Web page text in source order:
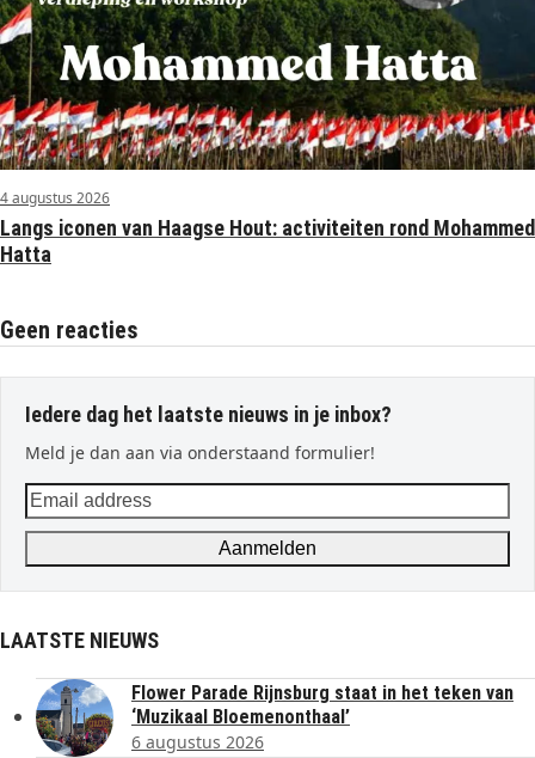
4 augustus 2026
Langs iconen van Haagse Hout: activiteiten rond Mohammed
Hatta
Geen reacties
Iedere dag het laatste nieuws in je inbox?
Meld je dan aan via onderstaand formulier!
Email
address
Aanmelden
LAATSTE NIEUWS
Flower Parade Rijnsburg staat in het teken van
‘Muzikaal Bloemenonthaal’
6 augustus 2026